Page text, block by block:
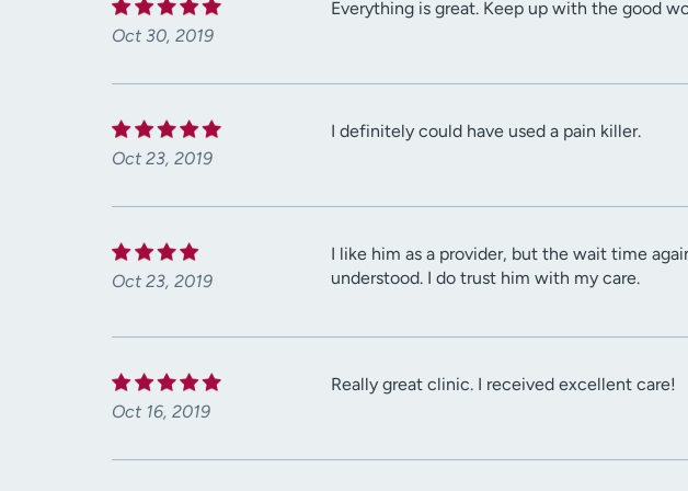
Oct 30, 2019
Everything is great. Keep up with the good
Oct 23, 2019
I definitely could have used a pain killer.
Oct 23, 2019
I like him as a provider, but the wait time
understood. I do trust him with my care.
Oct 16, 2019
Really great clinic. I received excellent care!